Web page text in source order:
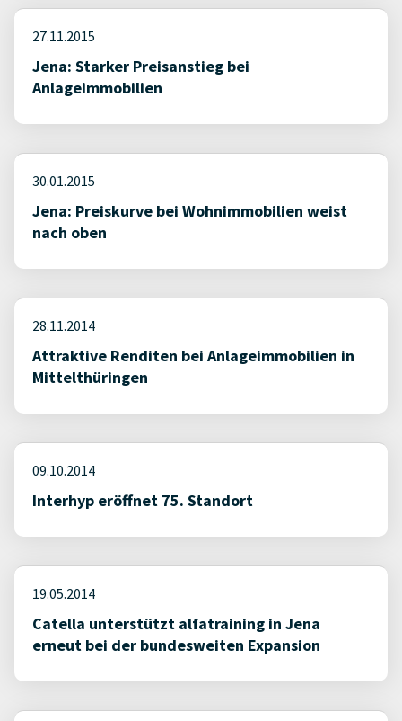
27.11.2015
Jena: Starker Preisanstieg bei
Anlageimmobilien
30.01.2015
Jena: Preiskurve bei Wohnimmobilien weist
nach oben
28.11.2014
Attraktive Renditen bei Anlageimmobilien in
Mittelthüringen
09.10.2014
Interhyp eröffnet 75. Standort
19.05.2014
Catella unterstützt alfatraining in Jena
erneut bei der bundesweiten Expansion